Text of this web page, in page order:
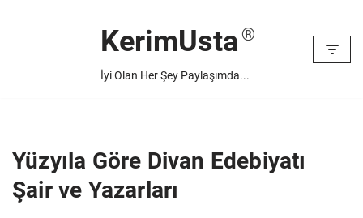
KerimUsta
İyi Olan Her Şey Paylaşımda...
Yüzyıla Göre Divan Edebiyatı
Şair ve Yazarları